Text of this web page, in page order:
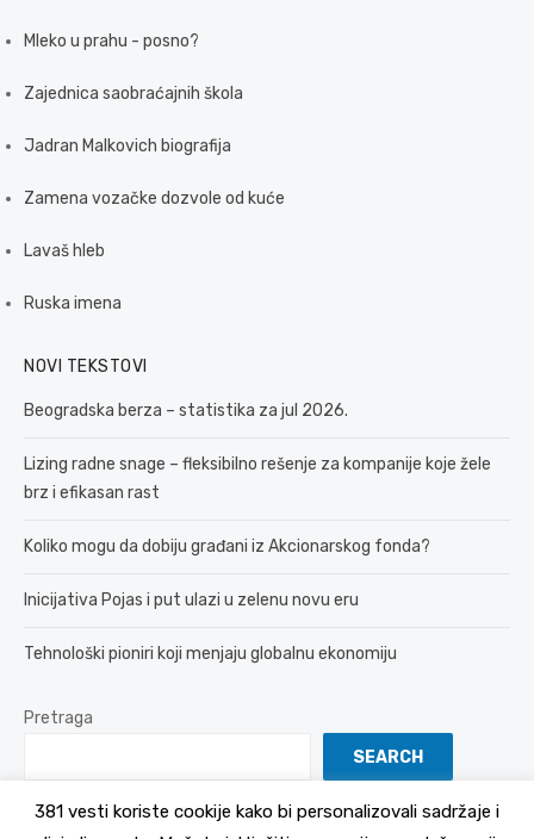
Mleko u prahu - posno?
Zajednica saobraćajnih škola
Jadran Malkovich biografija
Zamena vozačke dozvole od kuće
Lavaš hleb
Ruska imena
NOVI TEKSTOVI
Beogradska berza – statistika za jul 2026.
Lizing radne snage – fleksibilno rešenje za kompanije koje žele
brz i efikasan rast
Koliko mogu da dobiju građani iz Akcionarskog fonda?
Inicijativa Pojas i put ulazi u zelenu novu eru
Tehnološki pioniri koji menjaju globalnu ekonomiju
Pretraga
SEARCH
381 vesti koriste cookije kako bi personalizovali sadržaje i